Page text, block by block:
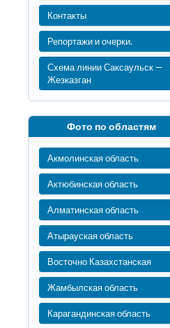
Контакты
Репортажи и очерки.
Схема линии Саксаульск —
Жезказган
Фото по областям
Акмолинская область
Актюбинская область
Алматинская область
Атырауская область
Восточно Казахстанская
Жамбылская область
Карагандинская область